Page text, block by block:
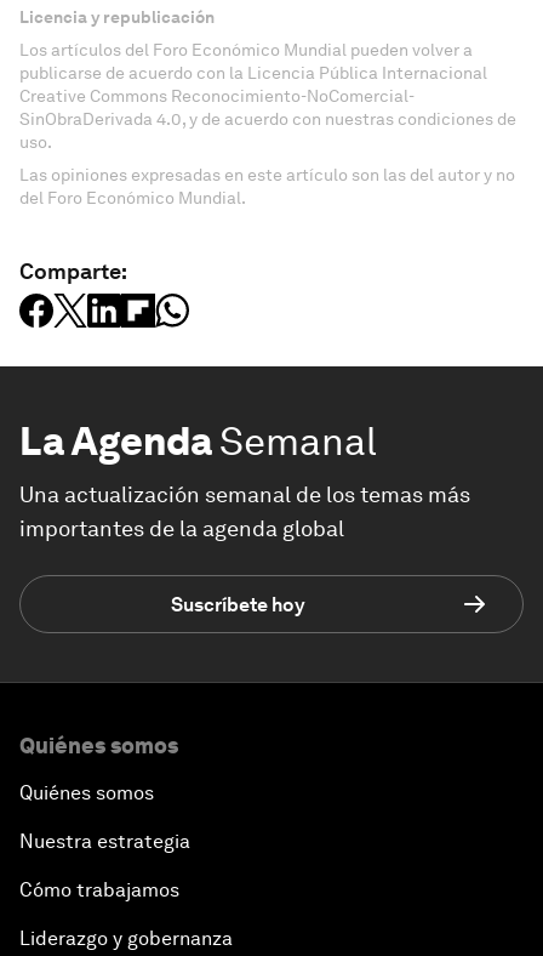
Licencia y republicación
Los artículos del Foro Económico Mundial pueden volver a
publicarse de acuerdo con la Licencia Pública Internacional
Creative Commons Reconocimiento-NoComercial-
SinObraDerivada 4.0, y de acuerdo con nuestras condiciones de
uso.
Las opiniones expresadas en este artículo son las del autor y no
del Foro Económico Mundial.
Comparte:
La AgendaSemanal
Una actualización semanal de los temas más
importantes de la agenda global
Suscríbete hoy
Quiénes somos
Quiénes somos
Nuestra estrategia
Cómo trabajamos
Liderazgo y gobernanza